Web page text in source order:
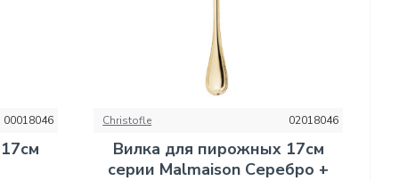
00018046 Christofle 02018046
Вилка для пирожных 17см
серии Malmaison Серебро +